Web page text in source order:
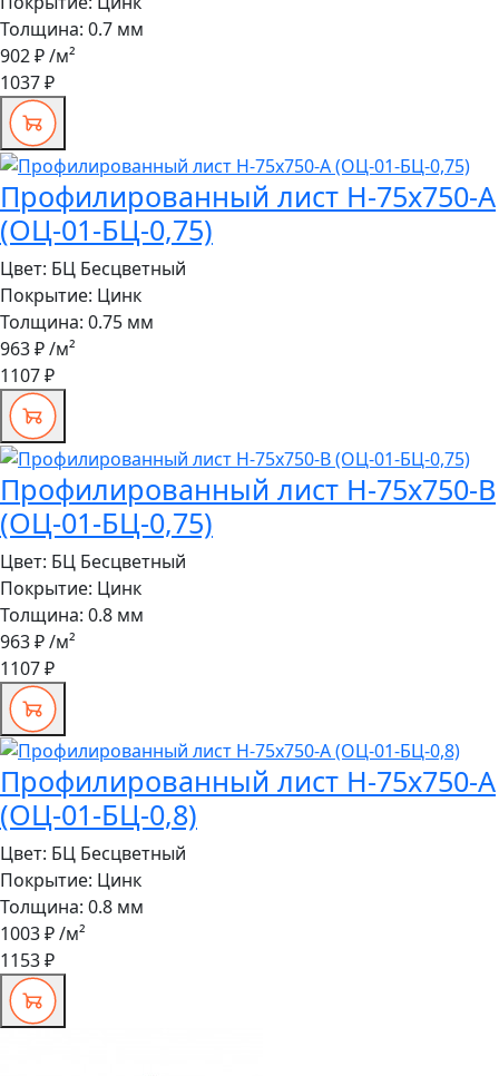
Толщина: 0.7 мм
902 ₽/м²
1037 ₽
Профилированный лист Н-75x750-A
(ОЦ-01-БЦ-0,75)
Цвет: БЦ Бесцветный
Покрытие: Цинк
Толщина: 0.75 мм
963 ₽/м²
1107 ₽
Профилированный лист Н-75x750-B
(ОЦ-01-БЦ-0,75)
Цвет: БЦ Бесцветный
Покрытие: Цинк
Толщина: 0.8 мм
963 ₽/м²
1107 ₽
Профилированный лист Н-75x750-A
(ОЦ-01-БЦ-0,8)
Цвет: БЦ Бесцветный
Покрытие: Цинк
Толщина: 0.8 мм
1003 ₽/м²
1153 ₽